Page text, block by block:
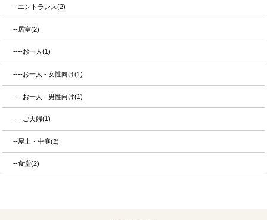
--エントランス(2)
--居室(2)
----お一人(1)
----お一人 - 女性向け(1)
----お一人 - 男性向け(1)
----ご夫婦(1)
--屋上・中庭(2)
--食堂(2)